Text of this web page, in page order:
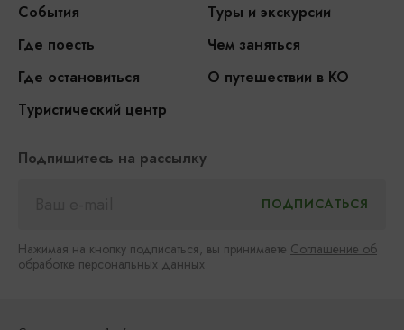
События
Туры и экскурсии
Где поесть
Чем заняться
Где остановиться
О путешествии в КО
Туристический центр
Подпишитесь на рассылку
Нажимая на кнопку подписаться, вы принимаете Соглашение об
обработке персональных данных